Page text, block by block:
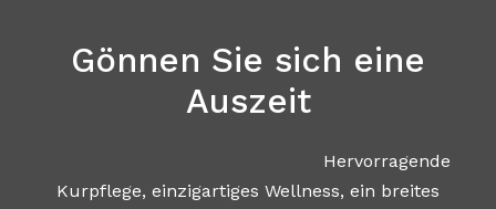
Gönnen Sie sich eine
Auszeit
Hervorragende
Kurpflege, einzigartiges Wellness, ein breites